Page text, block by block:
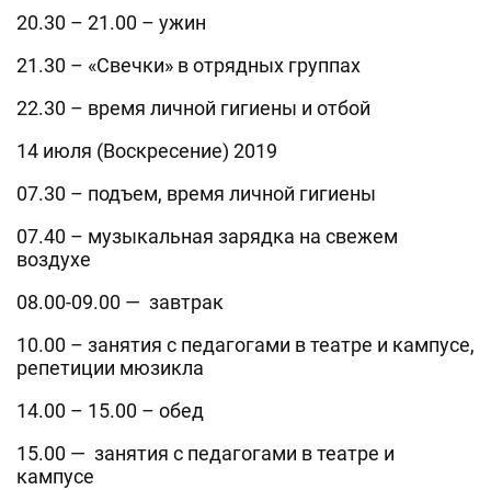
20.30 – 21.00 – ужин
21.30 – «Свечки» в отрядных группах
22.30 – время личной гигиены и отбой
14 июля (Воскресение) 2019
07.30 – подъем, время личной гигиены
07.40 – музыкальная зарядка на свежем
воздухе
08.00-09.00 — завтрак
10.00 – занятия с педагогами в театре и кампусе,
репетиции мюзикла
14.00 – 15.00 – обед
15.00 — занятия с педагогами в театре и
кампусе